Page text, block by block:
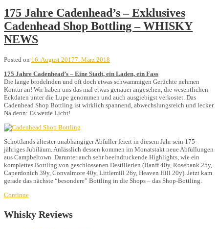
175 Jahre Cadenhead’s – Exklusives
Cadenhead Shop Bottling – WHISKY
NEWS
Posted on 16. August 20177. März 2018
175 Jahre Cadenhead’s – Eine Stadt, ein Laden, ein Fass
Die lange brodelnden und oft doch etwas schwammigen Gerüchte nehmen
Kontur an! Wir haben uns das mal etwas genauer angesehen, die wesentlichen
Eckdaten unter die Lupe genommen und auch ausgiebigst verkostet. Das
Cadenhead Shop Bottling ist wirklich spannend, abwechslungsreich und lecker.
Na denn: Es werde Licht!
Schottlands ältester unabhängiger Abfüller feiert in diesem Jahr sein 175-
jähriges Jubiläum. Anlässlich dessen kommen im Monatstakt neue Abfüllungen
aus Campbeltown. Darunter auch sehr beeindruckende Highlights, wie ein
komplettes Bottling von geschlossenen Destillerien (Banff 40y, Rosebank 25y,
Caperdonich 39y, Convalmore 40y, Littlemill 26y, Heaven Hill 20y). Jetzt kam
gerade das nächste “besondere” Bottling in die Shops – das Shop-Bottling.
Continue
Whisky Reviews